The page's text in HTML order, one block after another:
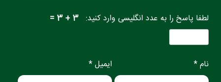
لطفا پاسخ را به عدد انگلیسی وارد کنید: 3 + 3 =
نام * ایمیل *